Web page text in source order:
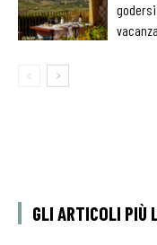
GLI ARTICOLI PIÙ